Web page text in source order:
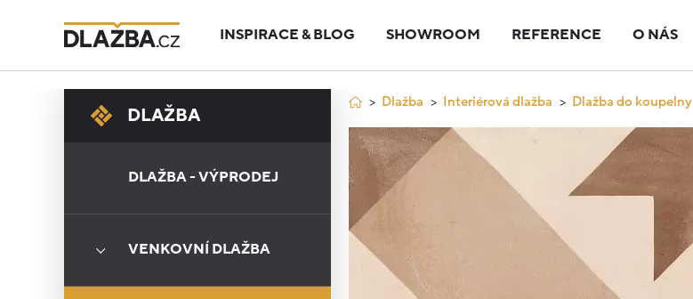
INSPIRACE & BLOG SHOWROOM REFERENCE O NÁS
DLAŽBA
DLAŽBA - VÝPRODEJ
VENKOVNÍ DLAŽBA
Dlažba Interiérová dlažba Dlažba do koupelny